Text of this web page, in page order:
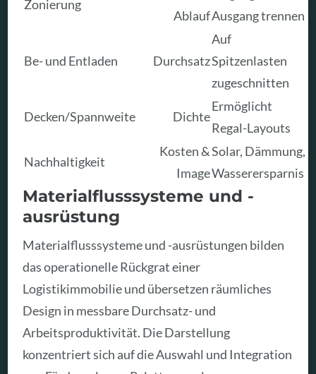
Zonierung
AblaufAusgang trennen
Be- und Entladen Durchsatz
Auf
Spitzenlasten
zugeschnitten
Decken/Spannweite Dichte
Ermöglicht
Regal-Layouts
Nachhaltigkeit
Kosten &
Image
Solar, Dämmung,
Wasserersparnis
Materialflusssysteme und -
ausrüstung
Materialflusssysteme und -ausrüstungen bilden
das operationelle Rückgrat einer
Logistikimmobilie und übersetzen räumliches
Design in messbare Durchsatz- und
Arbeitsproduktivität. Die Darstellung
konzentriert sich auf die Auswahl und Integration